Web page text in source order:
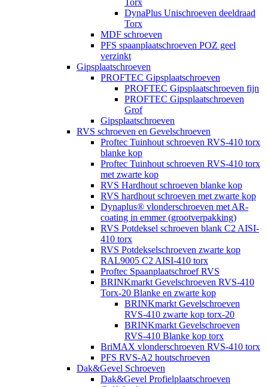
Torx
DynaPlus Unischroeven deeldraad
Torx
MDF schroeven
PFS spaanplaatschroeven POZ geel
verzinkt
Gipsplaatschroeven
PROFTEC Gipsplaatschroeven
PROFTEC Gipsplaatschroeven fijn
PROFTEC Gipsplaatschroeven
Grof
Gipsplaatschroeven
RVS schroeven en Gevelschroeven
Proftec Tuinhout schroeven RVS-410 torx
blanke kop
Proftec Tuinhout schroeven RVS-410 torx
met zwarte kop
RVS Hardhout schroeven blanke kop
RVS hardhout schroeven met zwarte kop
Dynaplus® vlonderschroeven met AR-
coating in emmer (grootverpakking)
RVS Potdeksel schroeven blank C2 AISI-
410 torx
RVS Potdekselschroeven zwarte kop
RAL9005 C2 AISI-410 torx
Proftec Spaanplaatschroef RVS
BRINKmarkt Gevelschroeven RVS-410
Torx-20 Blanke en zwarte kop
BRINKmarkt Gevelschroeven
RVS-410 zwarte kop torx-20
BRINKmarkt Gevelschroeven
RVS-410 Blanke kop torx
BriMAX vlonderschroeven RVS-410 torx
PFS RVS-A2 houtschroeven
Dak&Gevel Schroeven
Dak&Gevel Profielplaatschroeven